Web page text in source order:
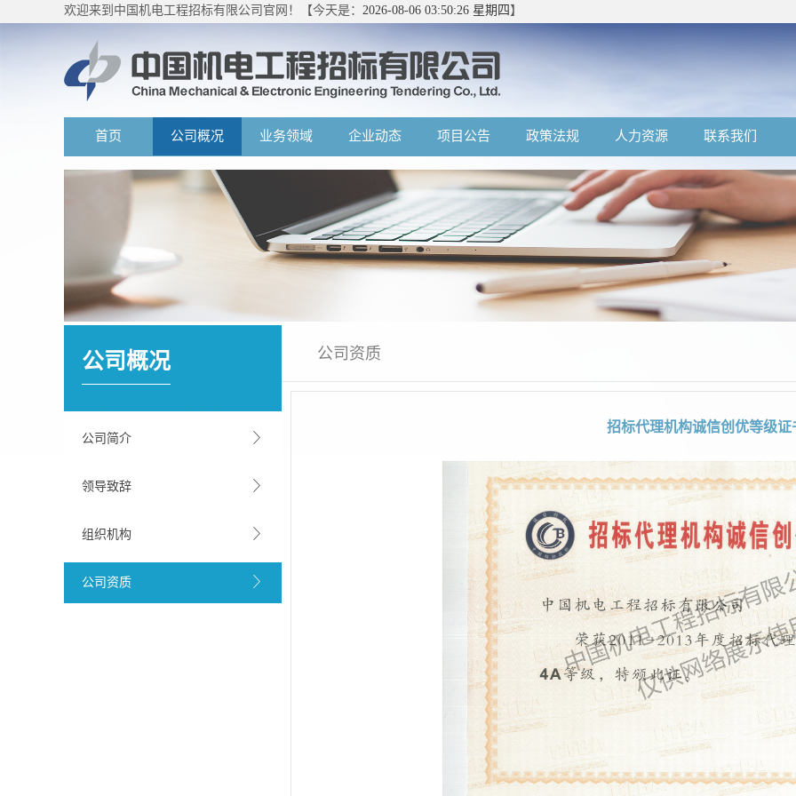
欢迎来到中国机电工程招标有限公司官网！【今天是： 2026-08-06 03:50:27 星期四 】
首页 公司概况 业务领域 企业动态 项目公告 政策法规 人力资源 联系我们
公司概况
公司简介
领导致辞
组织机构
公司资质
公司资质
招标代理机构诚信创优等级证